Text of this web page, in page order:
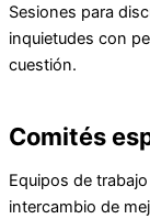
Sesiones para
inquietudes con
cuestión.
Comités
Equipos de
intercambio de